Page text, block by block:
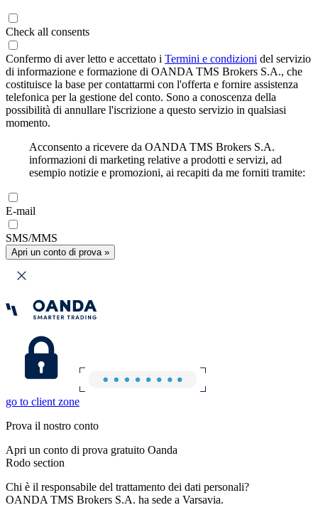
Check all consents
Confermo di aver letto e accettato i Termini e condizioni del servizio
di informazione e formazione di OANDA TMS Brokers S.A., che
costituisce la base per contattarmi con l'offerta e fornire assistenza
telefonica per la gestione del conto. Sono a conoscenza della
possibilità di annullare l'iscrizione a questo servizio in qualsiasi
momento.
Acconsento a ricevere da OANDA TMS Brokers S.A.
informazioni di marketing relative a prodotti e servizi, ad
esempio notizie e promozioni, ai recapiti da me forniti tramite:
E-mail
SMS/MMS
Apri un conto di prova »
go to client zone
Prova il nostro conto
Apri un conto di prova gratuito Oanda
Rodo section
Chi è il responsabile del trattamento dei dati personali?
OANDA TMS Brokers S.A. ha sede a Varsavia.